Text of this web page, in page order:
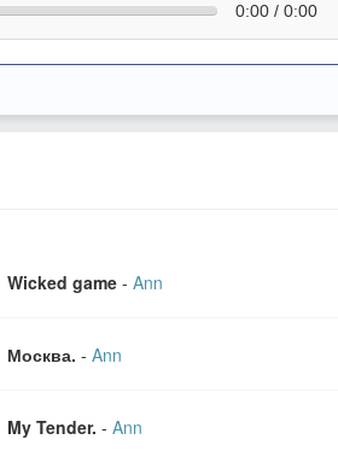
0:00 / 0:00
Wicked game - Ann
Москва. - Ann
My Tender. - Ann